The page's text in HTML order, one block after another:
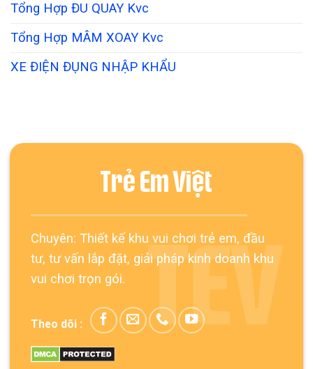
Tổng Hợp ĐU QUAY Kvc
Tổng Hợp MÂM XOAY Kvc
XE ĐIỆN ĐỤNG NHẬP KHẨU
Trẻ Em Việt
Chuyên: Thiết kế khu vui chơi trẻ em, đầu
tư, tư vấn lắp đặt, giải pháp kinh doanh khu
vui chơi trọn gói.
Theo dõi : TEV